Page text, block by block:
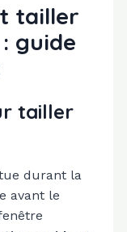
tailler
guide
tailler
durant la
avant le